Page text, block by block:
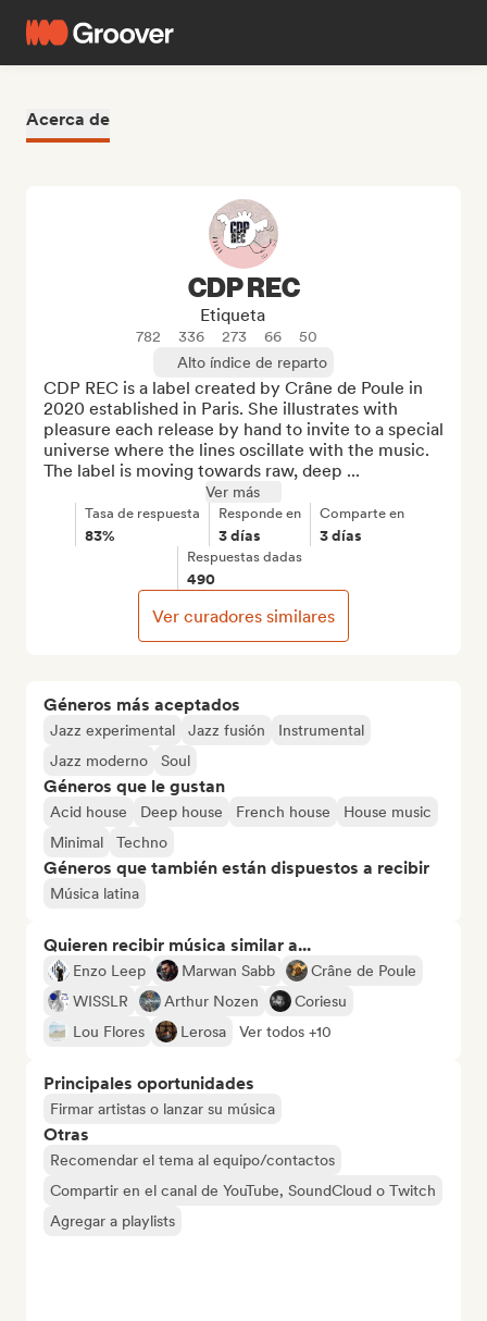
Acerca de
Géneros más aceptados
Jazz experimental Jazz fusión
Instrumental
Jazz moderno
Soul
Géneros que le gustan
Acid house Deep house French house
House music
Minimal
Techno
Géneros que también están dispuestos a recibir
Música latina
Quieren recibir música similar a...
Enzo Leep Marwan Sabb
Crâne de Poule
WISSLR
Arthur Nozen
Coriesu
Lou Flores
Lerosa Ver todos +10
Principales oportunidades
Firmar artistas o lanzar su música
Otras
Recomendar el tema al equipo/contactos
Compartir en el canal de YouTube, SoundCloud o Twitch
Agregar a playlists
CDP REC
Etiqueta
782 336 273 66
50
Alto índice de reparto
CDP REC is a label created by Crâne de Poule in
2020 established in Paris. She illustrates with
pleasure each release by hand to invite to a special
universe where the lines oscillate with the music.
The label is moving towards raw, deep ...
Ver más
Tasa de respuesta
83%
Responde en
3 días
Comparte en
3 días
Respuestas dadas
490
Ver curadores similares